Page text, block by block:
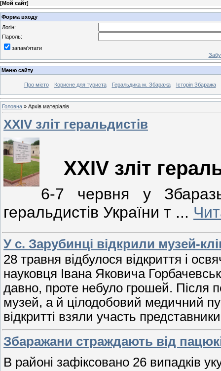
[Мой сайт]
Форма входу
Логін:
Пароль:
запам'ятати
Меню сайту
Про місто Корисне для туриста Геральдика м. Збаража Історія Збаража
Головна » Архів матеріалів
XXIV зліт геральдистів
XXIV зліт
6-7 червня у
геральдистів України т ...
У с. Зарубинці відкрили музей-
28 травня відбулося відкриття і
науковця Івана Яковича
давно, проте небуло грошей. Після
музей, а й цілодобовий медичний
відкритті взяли участь
Збаражани страждають від
В районі зафіксовано 26 випадків